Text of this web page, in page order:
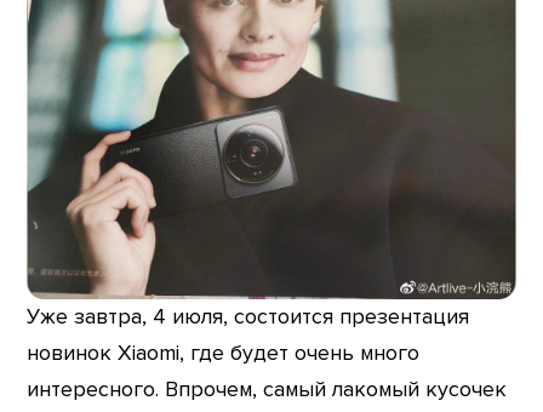
Уже завтра, 4 июля, состоится презентация
новинок Xiaomi, где будет очень много
интересного. Впрочем, самый лакомый кусочек